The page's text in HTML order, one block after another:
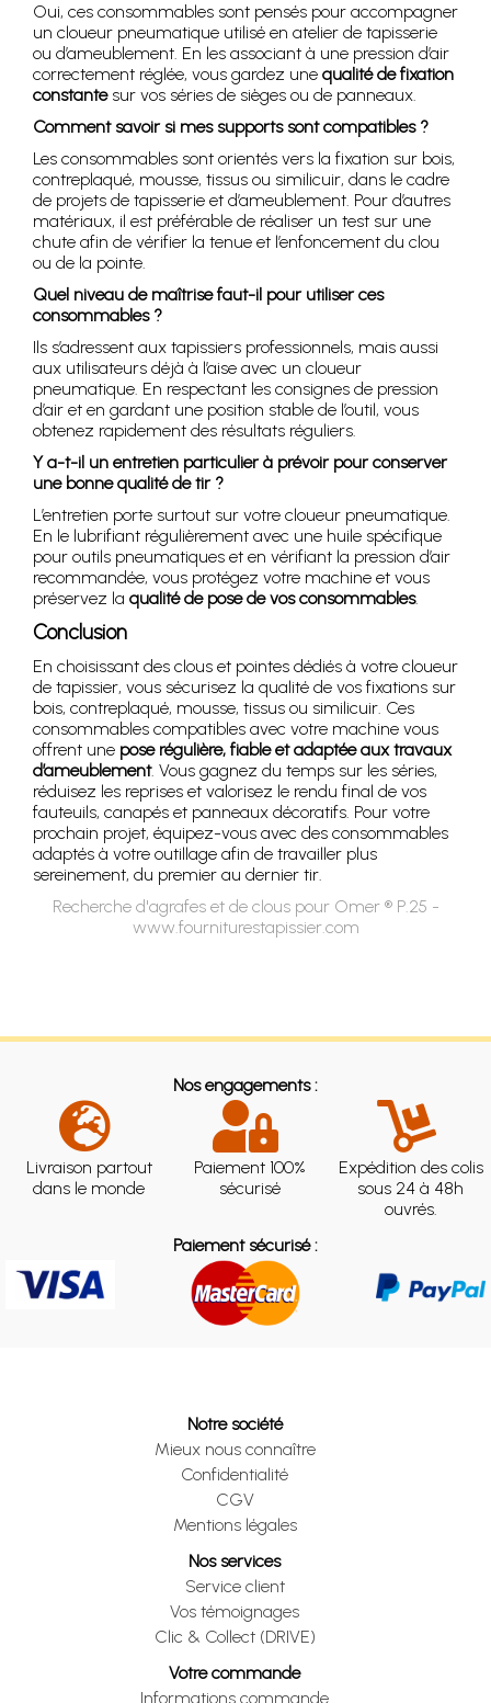
Oui, ces consommables sont pensés pour accompagner
un cloueur pneumatique utilisé en atelier de tapisserie
ou d’ameublement. En les associant à une pression d’air
correctement réglée, vous gardez une qualité de fixation
constantesur vos séries de sièges ou de panneaux.
Comment savoir si mes supports sont compatibles ?
Les consommables sont orientés vers la fixation sur bois,
contreplaqué, mousse, tissus ou similicuir, dans le cadre
de projets de tapisserie et d’ameublement. Pour d’autres
matériaux, il est préférable de réaliser un test sur une
chute afin de vérifier la tenue et l’enfoncement du clou
ou de la pointe.
Quel niveau de maîtrise faut-il pour utiliser ces
consommables ?
Ils s’adressent aux tapissiers professionnels, mais aussi
aux utilisateurs déjà à l’aise avec un cloueur
pneumatique. En respectant les consignes de pression
d’air et en gardant une position stable de l’outil, vous
obtenez rapidement des résultats réguliers.
Y a-t-il un entretien particulier à prévoir pour conserver
une bonne qualité de tir ?
L’entretien porte surtout sur votre cloueur pneumatique.
En le lubrifiant régulièrement avec une huile spécifique
pour outils pneumatiques et en vérifiant la pression d’air
recommandée, vous protégez votre machine et vous
préservez la qualité de pose de vos consommables.
Conclusion
En choisissant des clous et pointes dédiés à votre cloueur
de tapissier, vous sécurisez la qualité de vos fixations sur
bois, contreplaqué, mousse, tissus ou similicuir. Ces
consommables compatibles avec votre machine vous
offrent une pose régulière, fiable et adaptée aux travaux
d’ameublement. Vous gagnez du temps sur les séries,
réduisez les reprises et valorisez le rendu final de vos
fauteuils, canapés et panneaux décoratifs. Pour votre
prochain projet, équipez-vous avec des consommables
adaptés à votre outillage afin de travailler plus
sereinement, du premier au dernier tir.
Recherche d'agrafes et de clous pour Omer ® P.25 -
www.fourniturestapissier.com
Nos engagements :
Livraison partout
dans le monde
Paiement 100%
sécurisé
Expédition des colis
sous 24 à 48h
ouvrés.
Paiement sécurisé :
Notre société
Mieux nous connaître
Confidentialité
CGV
Mentions légales
Nos services
Service client
Vos témoignages
Clic & Collect (DRIVE)
Votre commande
Informations commande